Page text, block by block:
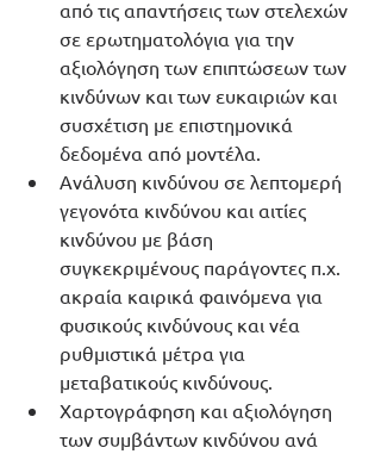
από τις απαντήσεις των στελεχών
σε ερωτηματολόγια για την
αξιολόγηση των επιπτώσεων των
κινδύνων και των ευκαιριών και
συσχέτιση με επιστημονικά
δεδομένα από μοντέλα.
Ανάλυση κινδύνου σε λεπτομερή
γεγονότα κινδύνου και αιτίες
κινδύνου με βάση
συγκεκριμένους παράγοντες π.χ.
ακραία καιρικά φαινόμενα για
φυσικούς κινδύνους και νέα
ρυθμιστικά μέτρα για
μεταβατικούς κινδύνους.
Χαρτογράφηση και αξιολόγηση
των συμβάντων κινδύνου ανά